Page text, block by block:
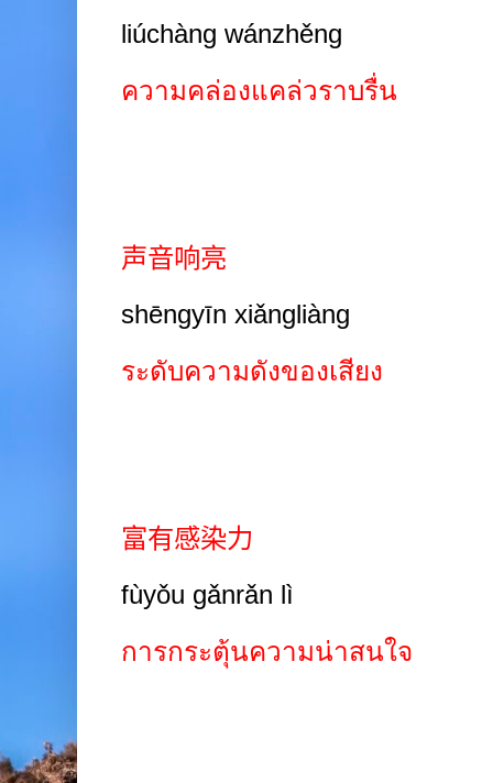
liúchàng wánzhěng
ความคล่องแคล่วราบรื่น
声音响亮
shēngyīn xiǎngliàng
ระดับความดังของเสียง
富有感染力
fùyǒu gǎnrǎn lì
การกระตุ้นความน่าสนใจ